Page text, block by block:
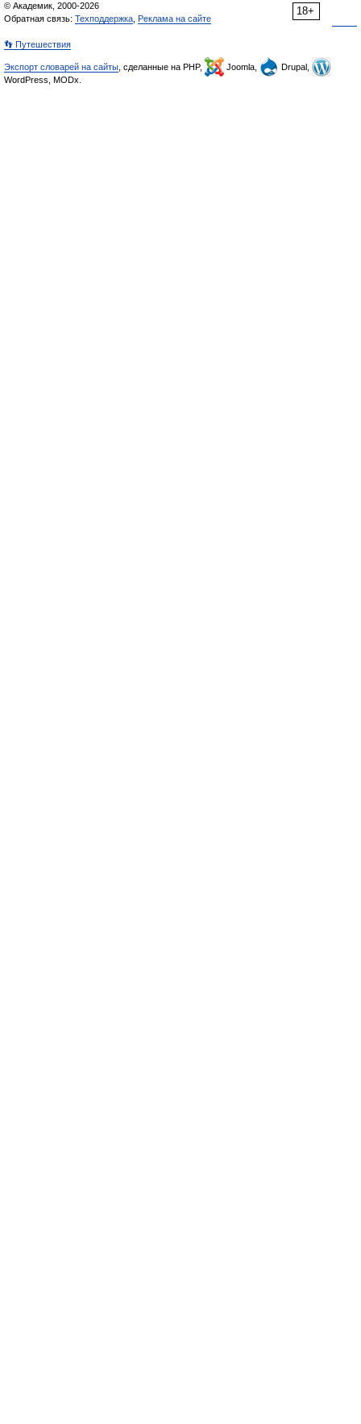
18+
© Академик, 2000-2026
Обратная связь: Техподдержка Реклама на сайте
👣 Путешествия
Экспорт словарей на сайты , сделанные на PHP, Joomla,
Drupal,
WordPress, MODx.